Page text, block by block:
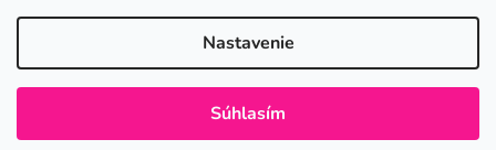
Nastavenie
Súhlasím
vyhradené.